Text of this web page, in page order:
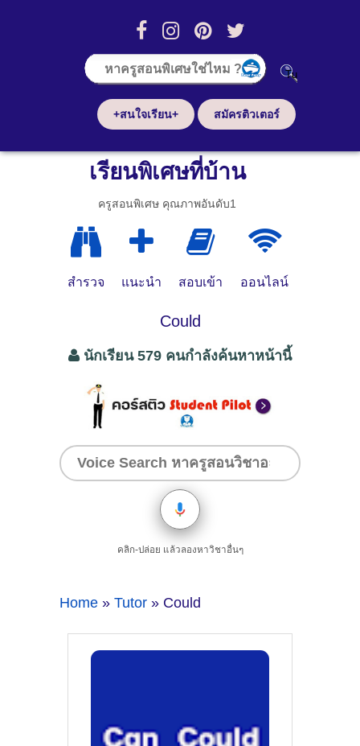
+สนใจเรียน+ สมัครติวเตอร์
เรียนพิเศษที่บ้าน
ครูสอนพิเศษ คุณภาพอันดับ1
สำรวจ แนะนำ สอบเข้า ออนไลน์
Could
นักเรียน 579 คนกำลังค้นหาหน้านี้
คลิก-ปล่อย แล้วลองหาวิชาอื่นๆ
Home » Tutor » Could